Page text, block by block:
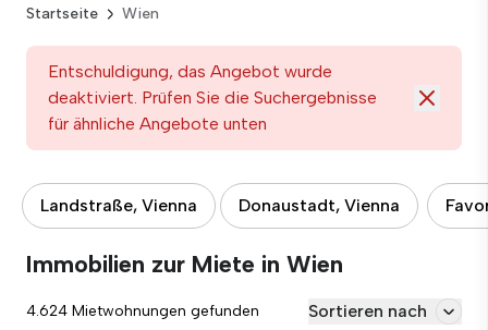
Startseite Wien
Entschuldigung, das Angebot wurde
deaktiviert. Prüfen Sie die Suchergebnisse
für ähnliche Angebote unten
Landstraße, Vienna Donaustadt, Vienna
Immobilien zur Miete in Wien
4.624 Mietwohnungen gefunden Sortieren nach